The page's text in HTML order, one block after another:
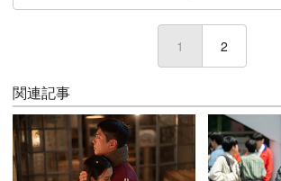
1 (current)
2
関連記事